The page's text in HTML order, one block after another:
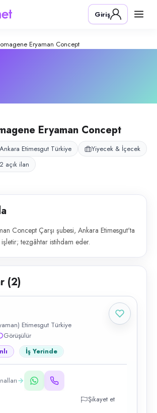
Concept–
Çarşı şubesi, Ankara Etimesgut'ta çiğ
— Part-time)
Giriş
Eryaman Concept
Eryaman Concept
Ankara Etimesgut Türkiye
Yiyecek & İçecek
2 açık ilan
Concept Çarşı şubesi, Ankara Etimesgut'ta
tezgâhtar istihdam eder.
(2)
Etimesgut Türkiye
Görüşülür
İş Yerinde
Şikayet et